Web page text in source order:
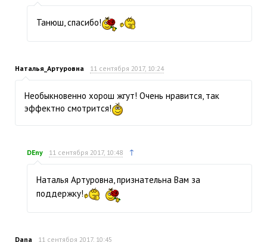
Танюш, спасибо!
Наталья_Артуровна 11 сентября 2017, 10:24
Необыкновенно хорош жгут! Очень нравится, так
эффектно смотрится!
DEny 11 сентября 2017, 10:48 ↑
Наталья Артуровна, признательна Вам за
поддержку!
Dana 11 сентября 2017, 10:45